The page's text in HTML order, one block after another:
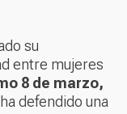
su
entre mujeres
8 de marzo,
defendido una